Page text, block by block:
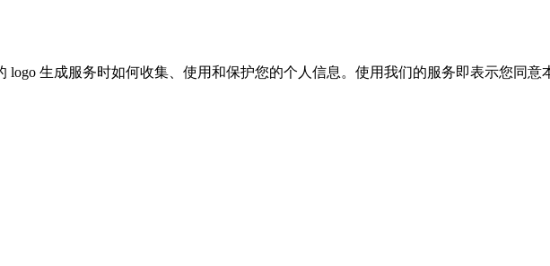
生成服务时如何收集、使用和保护您的个人信息。使用我们的服务即表示您同意